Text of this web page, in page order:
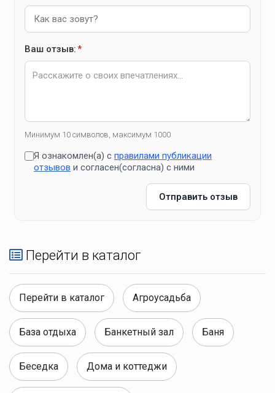
Ваш отзыв:*
Минимум 10 символов, максимум 1000
Я ознакомлен(а) с правилами публикации
отзывов и согласен(согласна) с ними
Отправить отзыв
Перейти в каталог
Перейти в каталог Агроусадьба
База отдыха Банкетный зал Баня
Беседка Дома и коттеджи